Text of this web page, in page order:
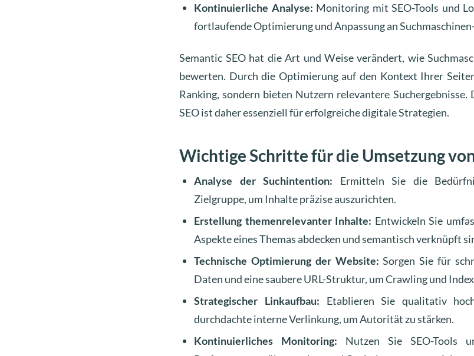
Kontinuierliche Analyse: Monitoring mit SEO-Tools und
fortlaufende Optimierung und Anpassung an
Semantic SEO hat die Art und Weise verändert, wie
bewerten. Durch die Optimierung auf den Kontext Ihrer
Ranking, sondern bieten Nutzern relevantere Suchergebnisse.
SEO ist daher essenziell für erfolgreiche digitale Strategien.
Wichtige Schritte für die Umsetzung
Analyse der Suchintention: Ermitteln Sie die
Zielgruppe, um Inhalte präzise auszurichten.
Erstellung themenrelevanter Inhalte: Entwickeln Sie
Aspekte eines Themas abdecken und semantisch verknüpft
Technische Optimierung der Website: Sorgen Sie für
Daten und eine saubere URL-Struktur, um Crawling und
Strategischer Linkaufbau: Etablieren Sie qualitativ
durchdachte interne Verlinkung, um Autorität zu stärken.
Kontinuierliches Monitoring: Nutzen Sie SEO-Tools